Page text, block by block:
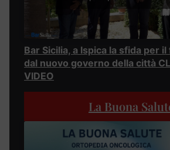
Bar Sicilia, a Ispica la sfida per
dal nuovo governo della città
VIDEO
La Buona